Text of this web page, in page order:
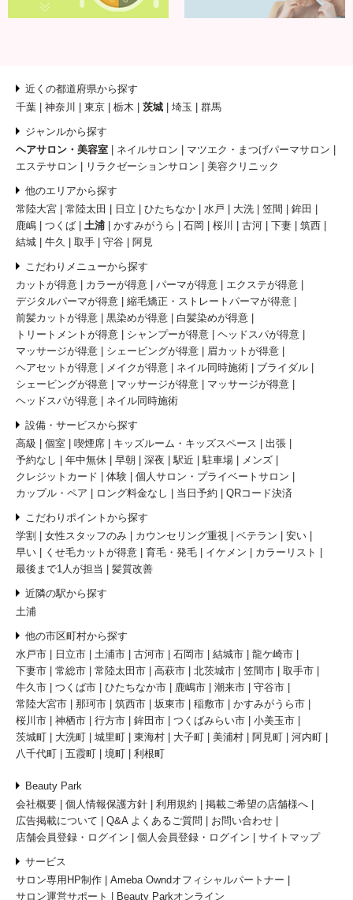
近くの都道府県から探す
千葉
神奈川 東京 栃木 茨城 埼玉 群馬
ジャンルから探す
ヘアサロン・美容室
ネイルサロン
マツエク・まつげパーマサロン
エステサロン
リラクゼーションサロン 美容クリニック
他のエリアから探す
常陸大宮
常陸太田 日立 ひたちなか 水戸 大洗 笠間
鉾田
鹿嶋
つくば 土浦 かすみがうら 石岡 桜川 古河 下妻
筑西
結城
牛久 取手 守谷 阿見
こだわりメニューから探す
カットが得意
カラーが得意 パーマが得意
エクステが得意
デジタルパーマが得意
縮毛矯正・ストレートパーマが得意
前髪カットが得意
黒染めが得意
白髪染めが得意
トリートメントが得意
シャンプーが得意
ヘッドスパが得意
マッサージが得意
シェービングが得意
眉カットが得意
ヘアセットが得意
メイクが得意 ネイル同時施術
ブライダル
シェービングが得意
マッサージが得意
マッサージが得意
ヘッドスパが得意
ネイル同時施術
設備・サービスから探す
高級
個室 喫煙席 キッズルーム・キッズスペース
出張
予約なし
年中無休 早朝 深夜 駅近 駐車場
メンズ
クレジットカード
体験
個人サロン・プライベートサロン
カップル・ペア
ロング料金なし 当日予約 QRコード決済
こだわりポイントから探す
学割
女性スタッフのみ カウンセリング重視 ベテラン
安い
早い
くせ毛カットが得意 育毛・発毛 イケメン
カラーリスト
最後まで1人が担当
髪質改善
近隣の駅から探す
土浦
他の市区町村から探す
水戸市
日立市 土浦市 古河市 石岡市 結城市
龍ケ崎市
下妻市
常総市 常陸太田市 高萩市 北茨城市 笠間市
取手市
牛久市
つくば市 ひたちなか市 鹿嶋市 潮来市
守谷市
常陸大宮市
那珂市 筑西市 坂東市 稲敷市
かすみがうら市
桜川市
神栖市 行方市 鉾田市 つくばみらい市
小美玉市
茨城町
大洗町 城里町 東海村 大子町 美浦村 阿見町
河内町
八千代町
五霞町 境町 利根町
Beauty Park
会社概要
個人情報保護方針 利用規約
掲載ご希望の店舗様へ
広告掲載について
Q&A よくあるご質問
お問い合わせ
店舗会員登録・ログイン
個人会員登録・ログイン サイトマップ
サービス
サロン専用HP制作
Ameba Owndオフィシャルパートナー
サロン運営サポート
Beauty Parkオンライン